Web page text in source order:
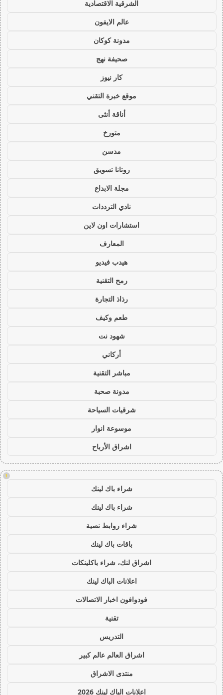
الشرقية الاقتصادية
عالم الايفون
مدونة كوكان
صحيفة نهج
كار نيوز
موقع خبرة التقني
أناقة أنثى
متورخ
مدسن
روتانا تسويق
مجلة الابداع
نادي الترددات
استشارات اون لاين
المعارف
هيدب فيديو
رمح التقنية
رذاذ التجارة
طعم وكيف
شهود نت
أركاني
مباشر التقنية
مدونة صحبة
شرقيات السياحة
موسوعة انوار
اشراق الأرباح
!
شراء باك لينك
شراء باك لينك
شراء روابط نصية
باقات باك لينك
اشراق لنك، شراء باكلينكات
اعلانات الباك لينك
فودوافون اخبار الاتصالات
تقنية
التدريس
اشراق العالم عالم كبير
منتدى الاشراق
اعلانات الباك لينك 2026